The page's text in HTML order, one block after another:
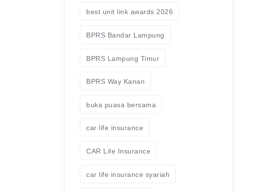
best unit link awards 2026
BPRS Bandar Lampung
BPRS Lampung Timur
BPRS Way Kanan
buka puasa bersama
car life insurance
CAR Life Insurance
car life insurance syariah